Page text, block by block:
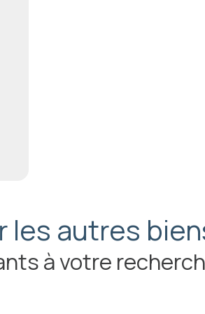
les autres
à votre